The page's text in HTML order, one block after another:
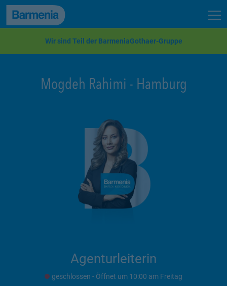
zum Seiteninhalt
Back to top
Wir sind Teil der BarmeniaGothaer-Gruppe
Mogdeh Rahimi - Hamburg
Agenturleiterin
geschlossen - Öffnet um 10:00 Freitag